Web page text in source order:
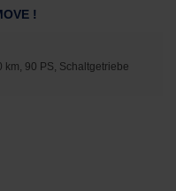
!
km, 90 PS, Schaltgetriebe